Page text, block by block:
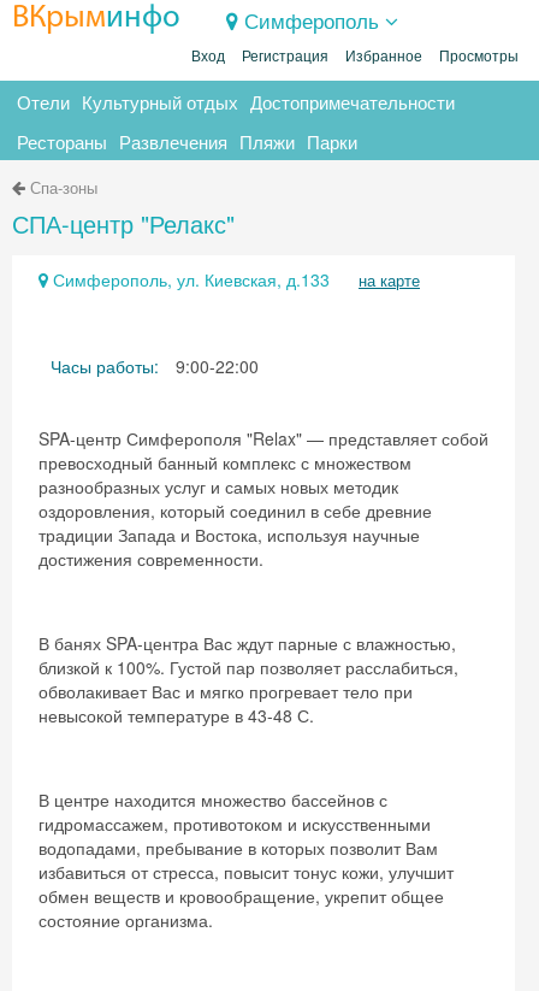
ВКрыминфо Симферополь
Вход Регистрация Избранное Просмотры
Отели Культурный отдых Достопримечательности
Рестораны Развлечения Пляжи Парки
Спа-зоны
СПА-центр "Релакс"
Симферополь, ул. Киевская, д.133 на карте
Часы работы: 9:00-22:00
SPA-центр Симферополя "Relax" — представляет собой
превосходный банный комплекс с множеством
разнообразных услуг и самых новых методик
оздоровления, который соединил в себе древние
традиции Запада и Востока, используя научные
достижения современности.
В банях SPA-центра Вас ждут парные с влажностью,
близкой к 100%. Густой пар позволяет расслабиться,
обволакивает Вас и мягко прогревает тело при
невысокой температуре в 43-48 С.
В центре находится множество бассейнов с
гидромассажем, противотоком и искусственными
водопадами, пребывание в которых позволит Вам
избавиться от стресса, повысит тонус кожи, улучшит
обмен веществ и кровообращение, укрепит общее
состояние организма.